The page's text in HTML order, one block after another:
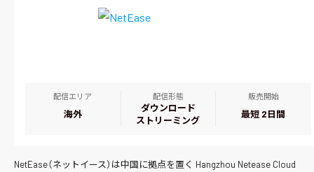
配信エリア
海外
配信形態
ダウンロード
ストリーミング
販売開始
最短 2日間
NetEase（ネットイース）は中国に拠点を置く Hangzhou Netease Cloud